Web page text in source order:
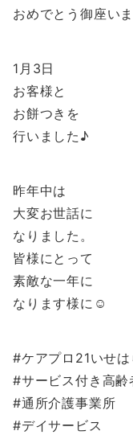
おめでとう御座い
1月3日
お客様と
お餅つきを
行いました♪
昨年中は
大変お世話に
なりました。
皆様にとって
素敵な一年に
なります様に☺️
#ケアプロ21いせは
#サービス付き高齢
#通所介護事業所
#デイサービス